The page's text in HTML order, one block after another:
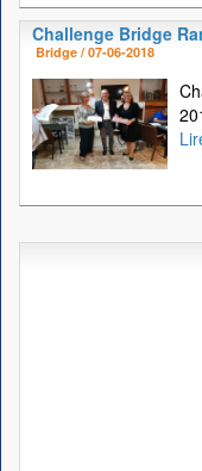
Challenge Bridge
Bridge / 07-06-2018